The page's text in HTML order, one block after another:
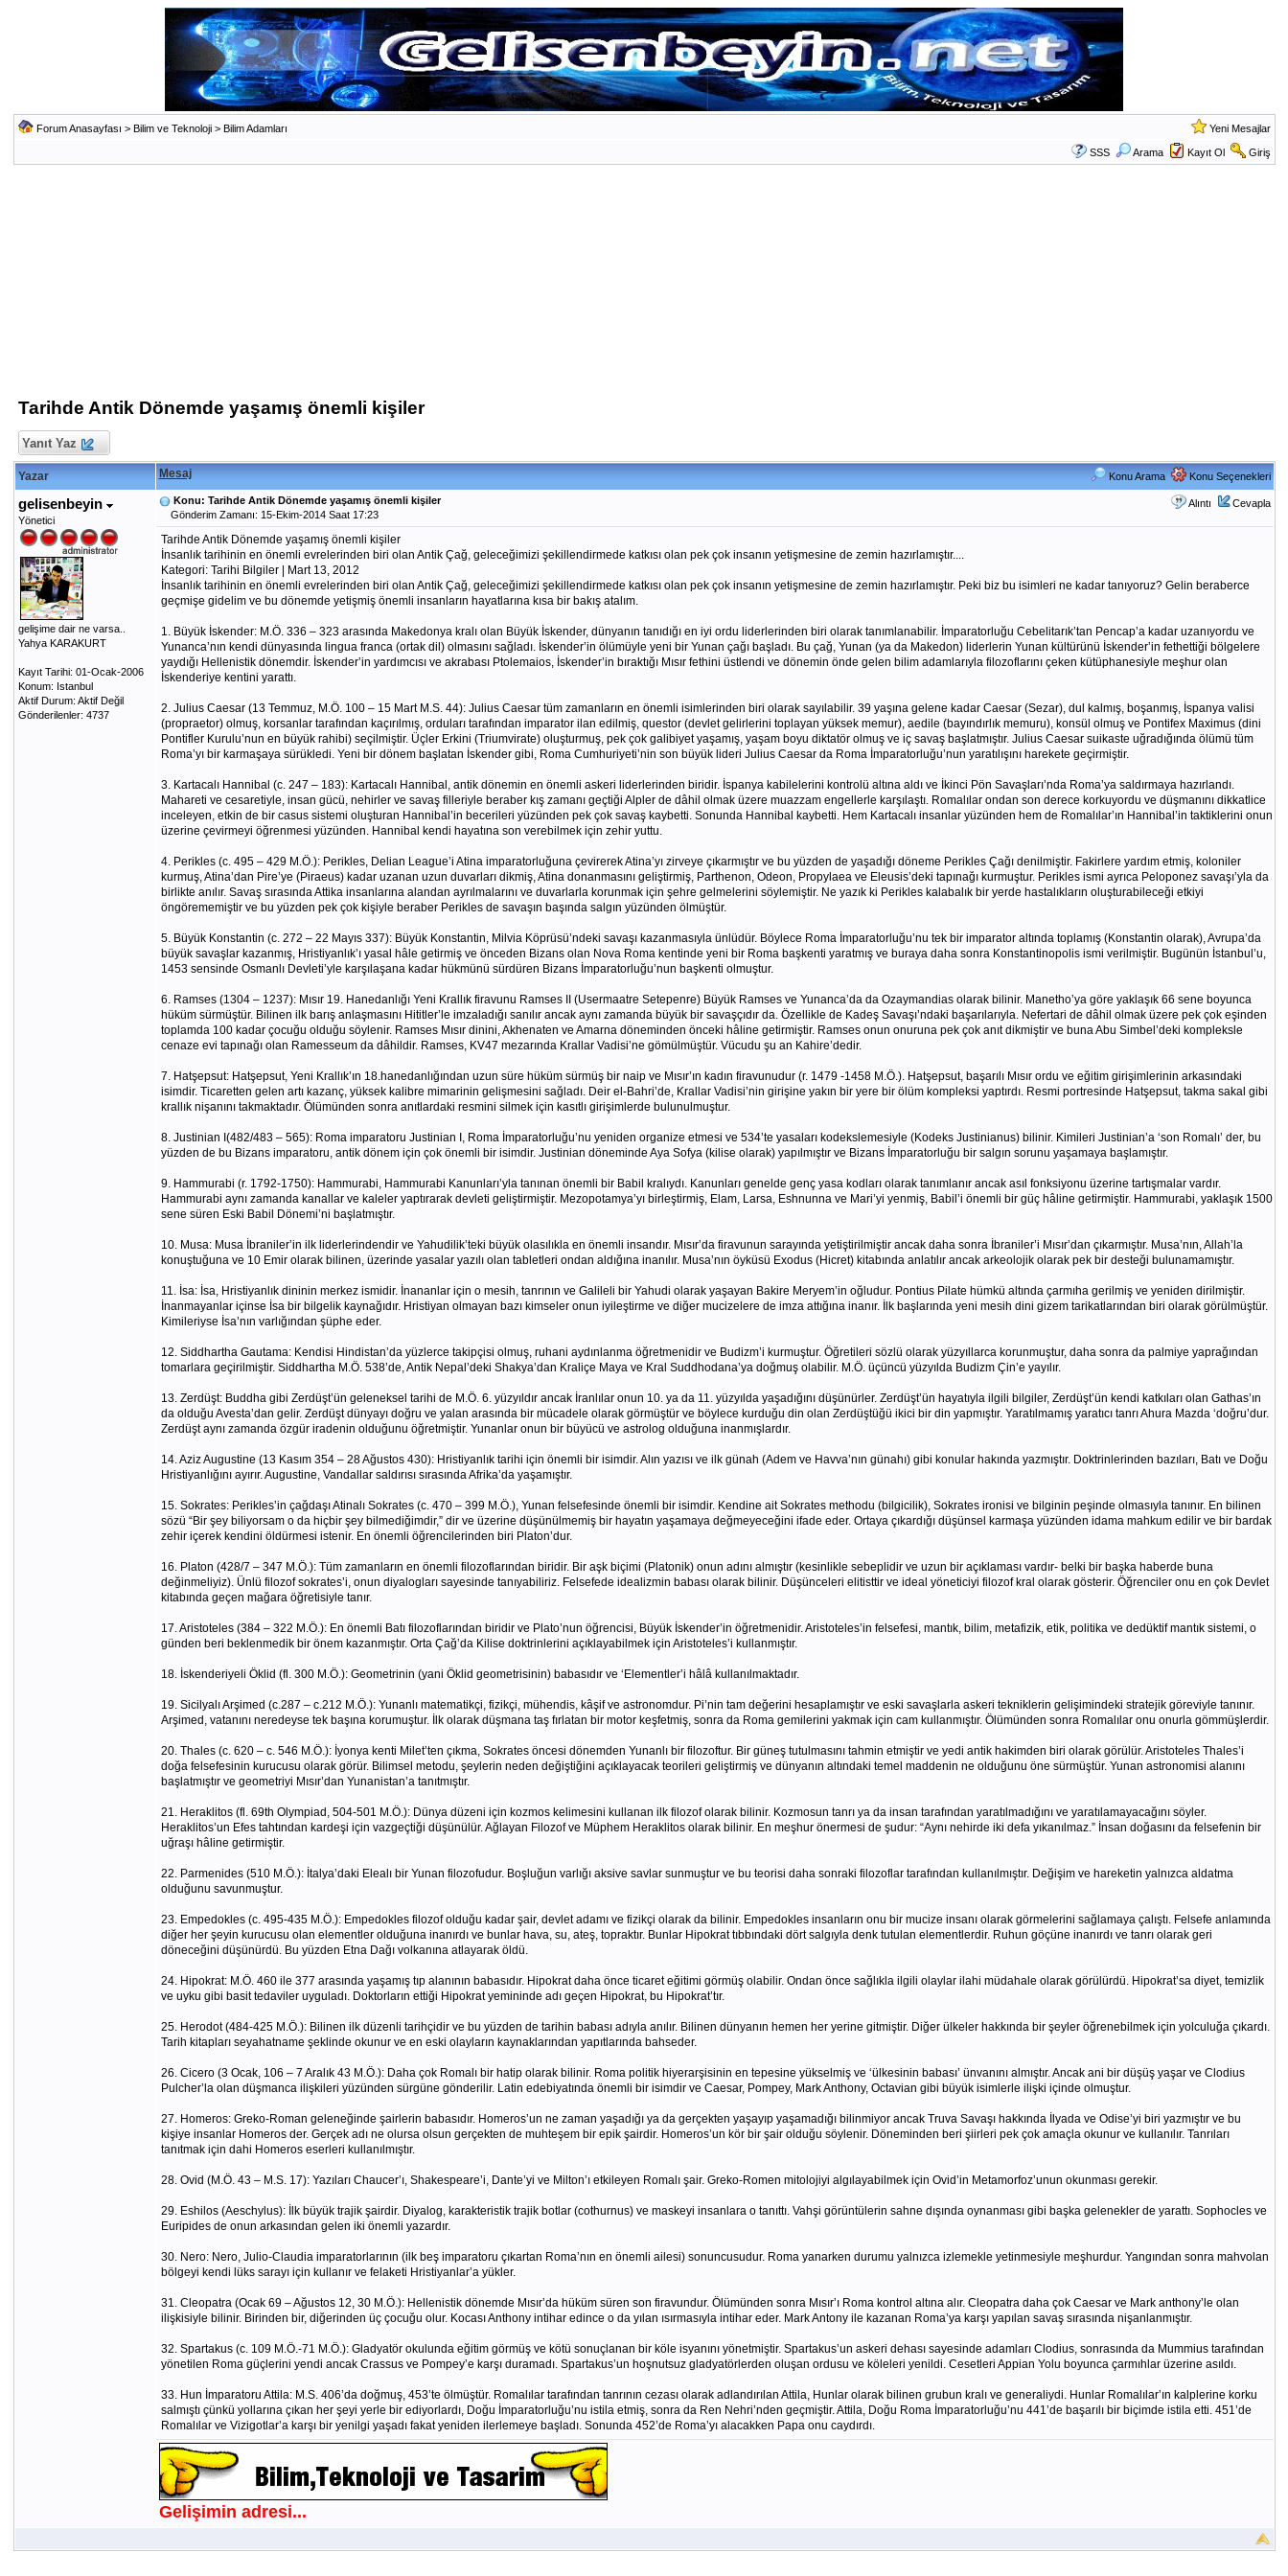
Forum Anasayfası > Bilim ve Teknoloji> Bilim Adamları Yeni Mesajlar
SSS Arama Kayıt Ol Giriş
Tarihde Antik Dönemde yaşamış önemli kişiler
Yanıt Yaz
Yazar Mesaj Konu Arama Konu Seçenekleri
gelisenbeyin
Yönetici
gelişime dair ne varsa..
Yahya KARAKURT
Kayıt Tarihi: 01-Ocak-2006
Konum: Istanbul
Aktif Durum: Aktif Değil
Gönderilenler: 4737
Alıntı Cevapla
Konu: Tarihde Antik Dönemde yaşamış önemli kişiler
Gönderim Zamanı: 15-Ekim-2014 Saat 17:23
Tarihde Antik Dönemde yaşamış önemli kişiler
İnsanlık tarihinin en önemli evrelerinden biri olan Antik Çağ, geleceğimizi şekillendirmede katkısı olan pek çok insanın yetişmesine de zemin hazırlamıştır....
Kategori: Tarihi Bilgiler | Mart 13, 2012
İnsanlık tarihinin en önemli evrelerinden biri olan Antik Çağ, geleceğimizi şekillendirmede katkısı olan pek çok insanın yetişmesine de zemin hazırlamıştır. Peki biz bu isimleri ne kadar tanıyoruz? Gelin beraberce
geçmişe gidelim ve bu dönemde yetişmiş önemli insanların hayatlarına kısa bir bakış atalım.
1. Büyük İskender: M.Ö. 336 – 323 arasında Makedonya kralı olan Büyük İskender, dünyanın tanıdığı en iyi ordu liderlerinden biri olarak tanımlanabilir. İmparatorluğu Cebelitarık’tan Pencap’a kadar uzanıyordu ve
Yunanca’nın kendi dünyasında lingua franca (ortak dil) olmasını sağladı. İskender’in ölümüyle yeni bir Yunan çağı başladı. Bu çağ, Yunan (ya da Makedon) liderlerin Yunan kültürünü İskender’in fethettiği bölgelere
yaydığı Hellenistik dönemdir. İskender’in yardımcısı ve akrabası Ptolemaios, İskender’in bıraktığı Mısır fethini üstlendi ve dönemin önde gelen bilim adamlarıyla filozoflarını çeken kütüphanesiyle meşhur olan
İskenderiye kentini yarattı.
2. Julius Caesar (13 Temmuz, M.Ö. 100 – 15 Mart M.S. 44): Julius Caesar tüm zamanların en önemli isimlerinden biri olarak sayılabilir. 39 yaşına gelene kadar Caesar (Sezar), dul kalmış, boşanmış, İspanya valisi
(propraetor) olmuş, korsanlar tarafından kaçırılmış, orduları tarafından imparator ilan edilmiş, questor (devlet gelirlerini toplayan yüksek memur), aedile (bayındırlık memuru), konsül olmuş ve Pontifex Maximus (dini
Pontifler Kurulu’nun en büyük rahibi) seçilmiştir. Üçler Erkini (Triumvirate) oluşturmuş, pek çok galibiyet yaşamış, yaşam boyu diktatör olmuş ve iç savaş başlatmıştır. Julius Caesar suikaste uğradığında ölümü tüm
Roma’yı bir karmaşaya sürükledi. Yeni bir dönem başlatan İskender gibi, Roma Cumhuriyeti’nin son büyük lideri Julius Caesar da Roma İmparatorluğu’nun yaratılışını harekete geçirmiştir.
3. Kartacalı Hannibal (c. 247 – 183): Kartacalı Hannibal, antik dönemin en önemli askeri liderlerinden biridir. İspanya kabilelerini kontrolü altına aldı ve İkinci Pön Savaşları’nda Roma’ya saldırmaya hazırlandı.
Mahareti ve cesaretiyle, insan gücü, nehirler ve savaş filleriyle beraber kış zamanı geçtiği Alpler de dâhil olmak üzere muazzam engellerle karşılaştı. Romalılar ondan son derece korkuyordu ve düşmanını dikkatlice
inceleyen, etkin de bir casus sistemi oluşturan Hannibal’in becerileri yüzünden pek çok savaş kaybetti. Sonunda Hannibal kaybetti. Hem Kartacalı insanlar yüzünden hem de Romalılar’ın Hannibal’in taktiklerini onun
üzerine çevirmeyi öğrenmesi yüzünden. Hannibal kendi hayatına son verebilmek için zehir yuttu.
4. Perikles (c. 495 – 429 M.Ö.): Perikles, Delian League’i Atina imparatorluğuna çevirerek Atina’yı zirveye çıkarmıştır ve bu yüzden de yaşadığı döneme Perikles Çağı denilmiştir. Fakirlere yardım etmiş, koloniler
kurmuş, Atina’dan Pire’ye (Piraeus) kadar uzanan uzun duvarları dikmiş, Atina donanmasını geliştirmiş, Parthenon, Odeon, Propylaea ve Eleusis’deki tapınağı kurmuştur. Perikles ismi ayrıca Peloponez savaşı’yla da
birlikte anılır. Savaş sırasında Attika insanlarına alandan ayrılmalarını ve duvarlarla korunmak için şehre gelmelerini söylemiştir. Ne yazık ki Perikles kalabalık bir yerde hastalıkların oluşturabileceği etkiyi
öngörememiştir ve bu yüzden pek çok kişiyle beraber Perikles de savaşın başında salgın yüzünden ölmüştür.
5. Büyük Konstantin (c. 272 – 22 Mayıs 337): Büyük Konstantin, Milvia Köprüsü’ndeki savaşı kazanmasıyla ünlüdür. Böylece Roma İmparatorluğu’nu tek bir imparator altında toplamış (Konstantin olarak), Avrupa’da
büyük savaşlar kazanmış, Hristiyanlık’ı yasal hâle getirmiş ve önceden Bizans olan Nova Roma kentinde yeni bir Roma başkenti yaratmış ve buraya daha sonra Konstantinopolis ismi verilmiştir. Bugünün İstanbul’u,
1453 sensinde Osmanlı Devleti’yle karşılaşana kadar hükmünü sürdüren Bizans İmparatorluğu’nun başkenti olmuştur.
6. Ramses (1304 – 1237): Mısır 19. Hanedanlığı Yeni Krallık firavunu Ramses II (Usermaatre Setepenre) Büyük Ramses ve Yunanca’da da Ozaymandias olarak bilinir. Manetho’ya göre yaklaşık 66 sene boyunca
hüküm sürmüştür. Bilinen ilk barış anlaşmasını Hititler’le imzaladığı sanılır ancak aynı zamanda büyük bir savaşçıdır da. Özellikle de Kadeş Savaşı’ndaki başarılarıyla. Nefertari de dâhil olmak üzere pek çok eşinden
toplamda 100 kadar çocuğu olduğu söylenir. Ramses Mısır dinini, Akhenaten ve Amarna döneminden önceki hâline getirmiştir. Ramses onun onuruna pek çok anıt dikmiştir ve buna Abu Simbel’deki kompleksle
cenaze evi tapınağı olan Ramesseum da dâhildir. Ramses, KV47 mezarında Krallar Vadisi’ne gömülmüştür. Vücudu şu an Kahire’dedir.
7. Hatşepsut: Hatşepsut, Yeni Krallık’ın 18.hanedanlığından uzun süre hüküm sürmüş bir naip ve Mısır’ın kadın firavunudur (r. 1479 -1458 M.Ö.). Hatşepsut, başarılı Mısır ordu ve eğitim girişimlerinin arkasındaki
isimdir. Ticaretten gelen artı kazanç, yüksek kalibre mimarinin gelişmesini sağladı. Deir el-Bahri’de, Krallar Vadisi’nin girişine yakın bir yere bir ölüm kompleksi yaptırdı. Resmi portresinde Hatşepsut, takma sakal gibi
krallık nişanını takmaktadır. Ölümünden sonra anıtlardaki resmini silmek için kasıtlı girişimlerde bulunulmuştur.
8. Justinian I(482/483 – 565): Roma imparatoru Justinian I, Roma İmparatorluğu’nu yeniden organize etmesi ve 534’te yasaları kodekslemesiyle (Kodeks Justinianus) bilinir. Kimileri Justinian’a ‘son Romalı’ der, bu
yüzden de bu Bizans imparatoru, antik dönem için çok önemli bir isimdir. Justinian döneminde Aya Sofya (kilise olarak) yapılmıştır ve Bizans İmparatorluğu bir salgın sorunu yaşamaya başlamıştır.
9. Hammurabi (r. 1792-1750): Hammurabi, Hammurabi Kanunları’yla tanınan önemli bir Babil kralıydı. Kanunları genelde genç yasa kodları olarak tanımlanır ancak asıl fonksiyonu üzerine tartışmalar vardır.
Hammurabi aynı zamanda kanallar ve kaleler yaptırarak devleti geliştirmiştir. Mezopotamya’yı birleştirmiş, Elam, Larsa, Eshnunna ve Mari’yi yenmiş, Babil’i önemli bir güç hâline getirmiştir. Hammurabi, yaklaşık 1500
sene süren Eski Babil Dönemi’ni başlatmıştır.
10. Musa: Musa İbraniler’in ilk liderlerindendir ve Yahudilik’teki büyük olasılıkla en önemli insandır. Mısır’da firavunun sarayında yetiştirilmiştir ancak daha sonra İbraniler’i Mısır’dan çıkarmıştır. Musa’nın, Allah’la
konuştuğuna ve 10 Emir olarak bilinen, üzerinde yasalar yazılı olan tabletleri ondan aldığına inanılır. Musa’nın öyküsü Exodus (Hicret) kitabında anlatılır ancak arkeolojik olarak pek bir desteği bulunamamıştır.
11. İsa: İsa, Hristiyanlık dininin merkez ismidir. İnananlar için o mesih, tanrının ve Galileli bir Yahudi olarak yaşayan Bakire Meryem’in oğludur. Pontius Pilate hümkü altında çarmıha gerilmiş ve yeniden dirilmiştir.
İnanmayanlar içinse İsa bir bilgelik kaynağıdır. Hristiyan olmayan bazı kimseler onun iyileştirme ve diğer mucizelere de imza attığına inanır. İlk başlarında yeni mesih dini gizem tarikatlarından biri olarak görülmüştür.
Kimileriyse İsa’nın varlığından şüphe eder.
12. Siddhartha Gautama: Kendisi Hindistan’da yüzlerce takipçisi olmuş, ruhani aydınlanma öğretmenidir ve Budizm’i kurmuştur. Öğretileri sözlü olarak yüzyıllarca korunmuştur, daha sonra da palmiye yaprağından
tomarlara geçirilmiştir. Siddhartha M.Ö. 538’de, Antik Nepal’deki Shakya’dan Kraliçe Maya ve Kral Suddhodana’ya doğmuş olabilir. M.Ö. üçüncü yüzyılda Budizm Çin’e yayılır.
13. Zerdüşt: Buddha gibi Zerdüşt’ün geleneksel tarihi de M.Ö. 6. yüzyıldır ancak İranlılar onun 10. ya da 11. yüzyılda yaşadığını düşünürler. Zerdüşt’ün hayatıyla ilgili bilgiler, Zerdüşt’ün kendi katkıları olan Gathas’ın
da olduğu Avesta’dan gelir. Zerdüşt dünyayı doğru ve yalan arasında bir mücadele olarak görmüştür ve böylece kurduğu din olan Zerdüştüğü ikici bir din yapmıştır. Yaratılmamış yaratıcı tanrı Ahura Mazda ‘doğru’dur.
Zerdüşt aynı zamanda özgür iradenin olduğunu öğretmiştir. Yunanlar onun bir büyücü ve astrolog olduğuna inanmışlardır.
14. Aziz Augustine (13 Kasım 354 – 28 Ağustos 430): Hristiyanlık tarihi için önemli bir isimdir. Alın yazısı ve ilk günah (Adem ve Havva’nın günahı) gibi konular hakında yazmıştır. Doktrinlerinden bazıları, Batı ve Doğu
Hristiyanlığını ayırır. Augustine, Vandallar saldırısı sırasında Afrika’da yaşamıştır.
15. Sokrates: Perikles’in çağdaşı Atinalı Sokrates (c. 470 – 399 M.Ö.), Yunan felsefesinde önemli bir isimdir. Kendine ait Sokrates methodu (bilgicilik), Sokrates ironisi ve bilginin peşinde olmasıyla tanınır. En bilinen
sözü “Bir şey biliyorsam o da hiçbir şey bilmediğimdir,” dir ve üzerine düşünülmemiş bir hayatın yaşamaya değmeyeceğini ifade eder. Ortaya çıkardığı düşünsel karmaşa yüzünden idama mahkum edilir ve bir bardak
zehir içerek kendini öldürmesi istenir. En önemli öğrencilerinden biri Platon’dur.
16. Platon (428/7 – 347 M.Ö.): Tüm zamanların en önemli filozoflarından biridir. Bir aşk biçimi (Platonik) onun adını almıştır (kesinlikle sebeplidir ve uzun bir açıklaması vardır- belki bir başka haberde buna
değinmeliyiz). Ünlü filozof sokrates’i, onun diyalogları sayesinde tanıyabiliriz. Felsefede idealizmin babası olarak bilinir. Düşünceleri elitisttir ve ideal yöneticiyi filozof kral olarak gösterir. Öğrenciler onu en çok Devlet
kitabında geçen mağara öğretisiyle tanır.
17. Aristoteles (384 – 322 M.Ö.): En önemli Batı filozoflarından biridir ve Plato’nun öğrencisi, Büyük İskender’in öğretmenidir. Aristoteles’in felsefesi, mantık, bilim, metafizik, etik, politika ve dedüktif mantık sistemi, o
günden beri beklenmedik bir önem kazanmıştır. Orta Çağ’da Kilise doktrinlerini açıklayabilmek için Aristoteles’i kullanmıştır.
18. İskenderiyeli Öklid (fl. 300 M.Ö.): Geometrinin (yani Öklid geometrisinin) babasıdır ve ‘Elementler’i hâlâ kullanılmaktadır.
19. Sicilyalı Arşimed (c.287 – c.212 M.Ö.): Yunanlı matematikçi, fizikçi, mühendis, kâşif ve astronomdur. Pi’nin tam değerini hesaplamıştır ve eski savaşlarla askeri tekniklerin gelişimindeki stratejik göreviyle tanınır.
Arşimed, vatanını neredeyse tek başına korumuştur. İlk olarak düşmana taş fırlatan bir motor keşfetmiş, sonra da Roma gemilerini yakmak için cam kullanmıştır. Ölümünden sonra Romalılar onu onurla gömmüşlerdir.
20. Thales (c. 620 – c. 546 M.Ö.): İyonya kenti Milet’ten çıkma, Sokrates öncesi dönemden Yunanlı bir filozoftur. Bir güneş tutulmasını tahmin etmiştir ve yedi antik hakimden biri olarak görülür. Aristoteles Thales’i
doğa felsefesinin kurucusu olarak görür. Bilimsel metodu, şeylerin neden değiştiğini açıklayacak teorileri geliştirmiş ve dünyanın altındaki temel maddenin ne olduğunu öne sürmüştür. Yunan astronomisi alanını
başlatmıştır ve geometriyi Mısır’dan Yunanistan’a tanıtmıştır.
21. Heraklitos (fl. 69th Olympiad, 504-501 M.Ö.): Dünya düzeni için kozmos kelimesini kullanan ilk filozof olarak bilinir. Kozmosun tanrı ya da insan tarafından yaratılmadığını ve yaratılamayacağını söyler.
Heraklitos’un Efes tahtından kardeşi için vazgeçtiği düşünülür. Ağlayan Filozof ve Müphem Heraklitos olarak bilinir. En meşhur önermesi de şudur: “Aynı nehirde iki defa yıkanılmaz.” İnsan doğasını da felsefenin bir
uğraşı hâline getirmiştir.
22. Parmenides (510 M.Ö.): İtalya’daki Elealı bir Yunan filozofudur. Boşluğun varlığı aksive savlar sunmuştur ve bu teorisi daha sonraki filozoflar tarafından kullanılmıştır. Değişim ve hareketin yalnızca aldatma
olduğunu savunmuştur.
23. Empedokles (c. 495-435 M.Ö.): Empedokles filozof olduğu kadar şair, devlet adamı ve fizikçi olarak da bilinir. Empedokles insanların onu bir mucize insanı olarak görmelerini sağlamaya çalıştı. Felsefe anlamında
diğer her şeyin kurucusu olan elementler olduğuna inanırdı ve bunlar hava, su, ateş, topraktır. Bunlar Hipokrat tıbbındaki dört salgıyla denk tutulan elementlerdir. Ruhun göçüne inanırdı ve tanrı olarak geri
döneceğini düşünürdü. Bu yüzden Etna Dağı volkanına atlayarak öldü.
24. Hipokrat: M.Ö. 460 ile 377 arasında yaşamış tıp alanının babasıdır. Hipokrat daha önce ticaret eğitimi görmüş olabilir. Ondan önce sağlıkla ilgili olaylar ilahi müdahale olarak görülürdü. Hipokrat’sa diyet, temizlik
ve uyku gibi basit tedaviler uyguladı. Doktorların ettiği Hipokrat yemininde adı geçen Hipokrat, bu Hipokrat’tır.
25. Herodot (484-425 M.Ö.): Bilinen ilk düzenli tarihçidir ve bu yüzden de tarihin babası adıyla anılır. Bilinen dünyanın hemen her yerine gitmiştir. Diğer ülkeler hakkında bir şeyler öğrenebilmek için yolculuğa çıkardı.
Tarih kitapları seyahatname şeklinde okunur ve en eski olayların kaynaklarından yapıtlarında bahseder.
26. Cicero (3 Ocak, 106 – 7 Aralık 43 M.Ö.): Daha çok Romalı bir hatip olarak bilinir. Roma politik hiyerarşisinin en tepesine yükselmiş ve ‘ülkesinin babası’ ünvanını almıştır. Ancak ani bir düşüş yaşar ve Clodius
Pulcher’la olan düşmanca ilişkileri yüzünden sürgüne gönderilir. Latin edebiyatında önemli bir isimdir ve Caesar, Pompey, Mark Anthony, Octavian gibi büyük isimlerle ilişki içinde olmuştur.
27. Homeros: Greko-Roman geleneğinde şairlerin babasıdır. Homeros’un ne zaman yaşadığı ya da gerçekten yaşayıp yaşamadığı bilinmiyor ancak Truva Savaşı hakkında İlyada ve Odise’yi biri yazmıştır ve bu
kişiye insanlar Homeros der. Gerçek adı ne olursa olsun gerçekten de muhteşem bir epik şairdir. Homeros’un kör bir şair olduğu söylenir. Döneminden beri şiirleri pek çok amaçla okunur ve kullanılır. Tanrıları
tanıtmak için dahi Homeros eserleri kullanılmıştır.
28. Ovid (M.Ö. 43 – M.S. 17): Yazıları Chaucer’ı, Shakespeare’i, Dante’yi ve Milton’ı etkileyen Romalı şair. Greko-Romen mitolojiyi algılayabilmek için Ovid’in Metamorfoz’unun okunması gerekir.
29. Eshilos (Aeschylus): İlk büyük trajik şairdir. Diyalog, karakteristik trajik botlar (cothurnus) ve maskeyi insanlara o tanıttı. Vahşi görüntülerin sahne dışında oynanması gibi başka gelenekler de yarattı. Sophocles ve
Euripides de onun arkasından gelen iki önemli yazardır.
30. Nero: Nero, Julio-Claudia imparatorlarının (ilk beş imparatoru çıkartan Roma’nın en önemli ailesi) sonuncusudur. Roma yanarken durumu yalnızca izlemekle yetinmesiyle meşhurdur. Yangından sonra mahvolan
bölgeyi kendi lüks sarayı için kullanır ve felaketi Hristiyanlar’a yükler.
31. Cleopatra (Ocak 69 – Ağustos 12, 30 M.Ö.): Hellenistik dönemde Mısır’da hüküm süren son firavundur. Ölümünden sonra Mısır’ı Roma kontrol altına alır. Cleopatra daha çok Caesar ve Mark anthony’le olan
ilişkisiyle bilinir. Birinden bir, diğerinden üç çocuğu olur. Kocası Anthony intihar edince o da yılan ısırmasıyla intihar eder. Mark Antony ile kazanan Roma’ya karşı yapılan savaş sırasında nişanlanmıştır.
32. Spartakus (c. 109 M.Ö.-71 M.Ö.): Gladyatör okulunda eğitim görmüş ve kötü sonuçlanan bir köle isyanını yönetmiştir. Spartakus’un askeri dehası sayesinde adamları Clodius, sonrasında da Mummius tarafından
yönetilen Roma güçlerini yendi ancak Crassus ve Pompey’e karşı duramadı. Spartakus’un hoşnutsuz gladyatörlerden oluşan ordusu ve köleleri yenildi. Cesetleri Appian Yolu boyunca çarmıhlar üzerine asıldı.
33. Hun İmparatoru Attila: M.S. 406’da doğmuş, 453’te ölmüştür. Romalılar tarafından tanrının cezası olarak adlandırılan Attila, Hunlar olarak bilinen grubun kralı ve generaliydi. Hunlar Romalılar’ın kalplerine korku
salmıştı çünkü yollarına çıkan her şeyi yerle bir ediyorlardı, Doğu İmparatorluğu’nu istila etmiş, sonra da Ren Nehri’nden geçmiştir. Attila, Doğu Roma İmparatorluğu’nu 441’de başarılı bir biçimde istila etti. 451’de
Romalılar ve Vizigotlar’a karşı bir yenilgi yaşadı fakat yeniden ilerlemeye başladı. Sonunda 452’de Roma’yı alacakken Papa onu caydırdı.
Gelişimin adresi...